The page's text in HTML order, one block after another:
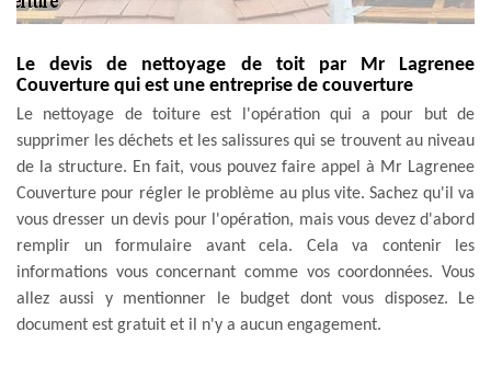
Le devis de nettoyage de toit par Mr Lagrenee
Couverture qui est une entreprise de couverture
Le nettoyage de toiture est l'opération qui a pour but de
supprimer les déchets et les salissures qui se trouvent au niveau
de la structure. En fait, vous pouvez faire appel à Mr Lagrenee
Couverture pour régler le problème au plus vite. Sachez qu'il va
vous dresser un devis pour l'opération, mais vous devez d'abord
remplir un formulaire avant cela. Cela va contenir les
informations vous concernant comme vos coordonnées. Vous
allez aussi y mentionner le budget dont vous disposez. Le
document est gratuit et il n'y a aucun engagement.